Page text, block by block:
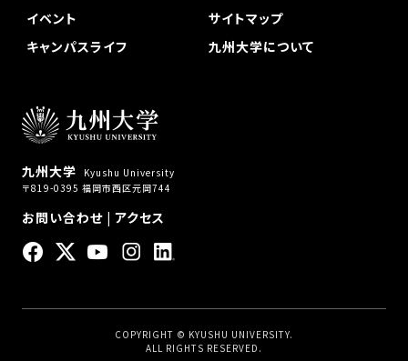
九州大学
Kyushu University
〒819-0395 福岡市西区元岡744
お問い合わせ| アクセス
イベント
サイトマップ
キャンパスライフ
九州大学について
COPYRIGHT © KYUSHU UNIVERSITY.
ALL RIGHTS RESERVED.